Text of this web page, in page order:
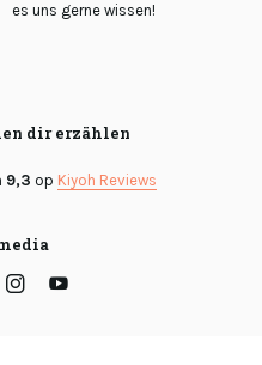
es uns gerne wissen!
dir erzählen
9,3 op Kiyoh Reviews